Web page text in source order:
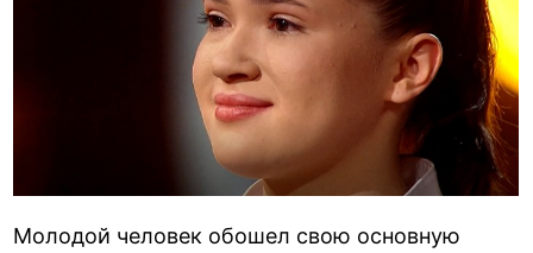
Молодой человек обошел свою основную